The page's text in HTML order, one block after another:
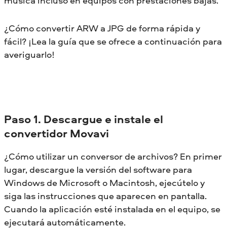
¿Cómo convertir ARW a JPG de forma rápida y
fácil? ¡Lea la guía que se ofrece a continuación para
averiguarlo!
Paso 1. Descargue e instale el
convertidor Movavi
¿Cómo utilizar un conversor de archivos? En primer
lugar, descargue la versión del software para
Windows de Microsoft o Macintosh, ejecútelo y
siga las instrucciones que aparecen en pantalla.
Cuando la aplicación esté instalada en el equipo, se
ejecutará automáticamente.